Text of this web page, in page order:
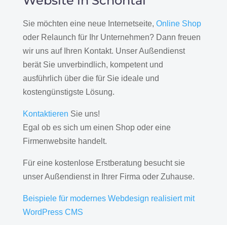
Sie möchten eine neue Internetseite, Online Shop
oder Relaunch für Ihr Unternehmen? Dann freuen
wir uns auf Ihren Kontakt. Unser Außendienst
berät Sie unverbindlich, kompetent und
ausführlich über die für Sie ideale und
kostengünstigste Lösung.
Kontaktieren Sie uns!
Egal ob es sich um einen Shop oder eine
Firmenwebsite handelt.
Für eine kostenlose Erstberatung besucht sie
unser Außendienst in Ihrer Firma oder Zuhause.
Beispiele für modernes Webdesign realisiert mit
WordPress CMS